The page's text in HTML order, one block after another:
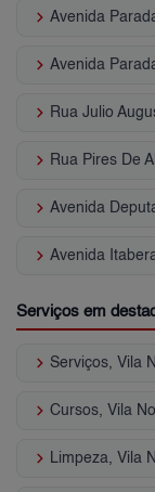
keyboard_arrow_right Avenida
keyboard_arrow_right Avenida
keyboard_arrow_right
keyboard_arrow_right Rua Pires De
keyboard_arrow_right
keyboard_arrow_right Avenida
Serviços em
keyboard_arrow_right Serviços, Vila
keyboard_arrow_right Cursos, Vila
keyboard_arrow_right Limpeza, Vila